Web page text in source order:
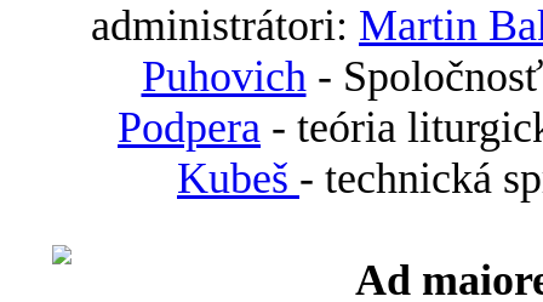
administrátori: Martin
Puhovich-
Podpera - teória
Kubeš - technická
Ad